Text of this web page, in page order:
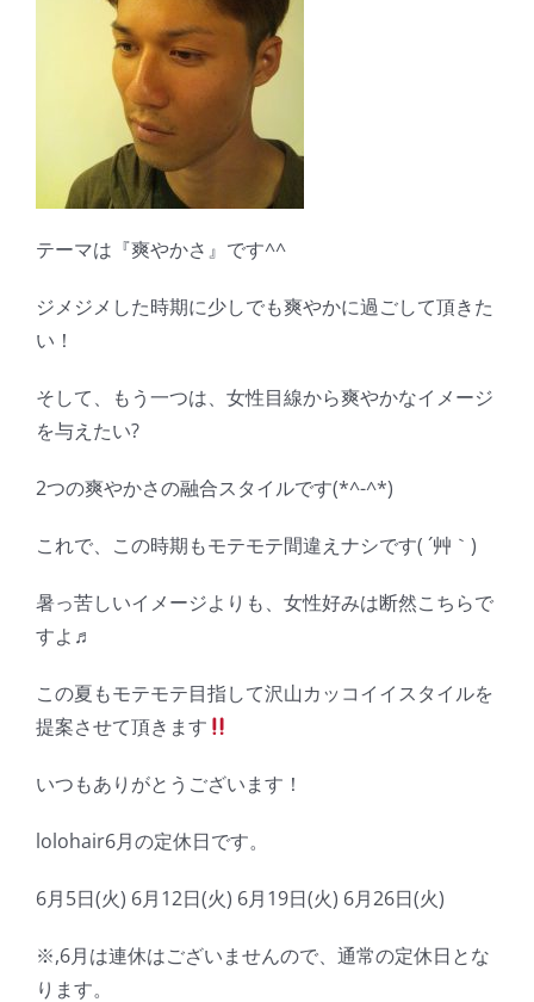
テーマは『爽やかさ』です^^
ジメジメした時期に少しでも爽やかに過ごして頂きた
い！
そして、もう一つは、女性目線から爽やかなイメージ
を与えたい?
2つの爽やかさの融合スタイルです(*^-^*)
これで、この時期もモテモテ間違えナシです( ´艸｀)
暑っ苦しいイメージよりも、女性好みは断然こちらで
すよ♬
この夏もモテモテ目指して沢山カッコイイスタイルを
提案させて頂きます
いつもありがとうございます！
lolohair6月の定休日です。
6月5日(火) 6月12日(火) 6月19日(火) 6月26日(火)
※,6月は連休はございませんので、通常の定休日とな
ります。